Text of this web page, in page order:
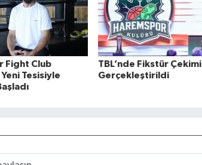
Fight Club
Tesisiyle
TBL’nde Fikstür Çekimi
Gerçekleştirildi